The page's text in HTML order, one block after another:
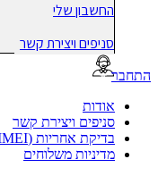
החשבון שלי
סניפים ויצירת קשר
אודות
סניפים ויצירת קשר
בדיקת אחריות (IMEI)
מדיניות משלוחים